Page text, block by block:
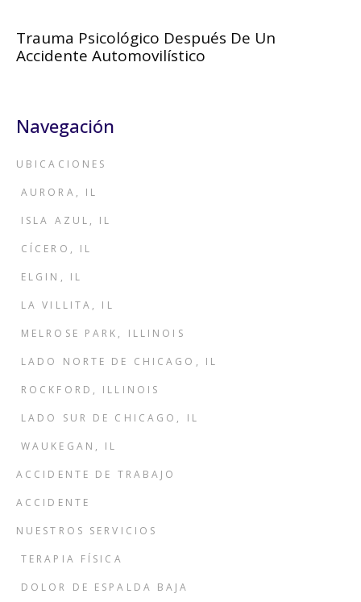
Trauma Psicológico Después De Un
Accidente Automovilístico
Navegación
UBICACIONES
AURORA, IL
ISLA AZUL, IL
CÍCERO, IL
ELGIN, IL
LA VILLITA, IL
MELROSE PARK, ILLINOIS
LADO NORTE DE CHICAGO, IL
ROCKFORD, ILLINOIS
LADO SUR DE CHICAGO, IL
WAUKEGAN, IL
ACCIDENTE DE TRABAJO
ACCIDENTE
NUESTROS SERVICIOS
TERAPIA FÍSICA
DOLOR DE ESPALDA BAJA